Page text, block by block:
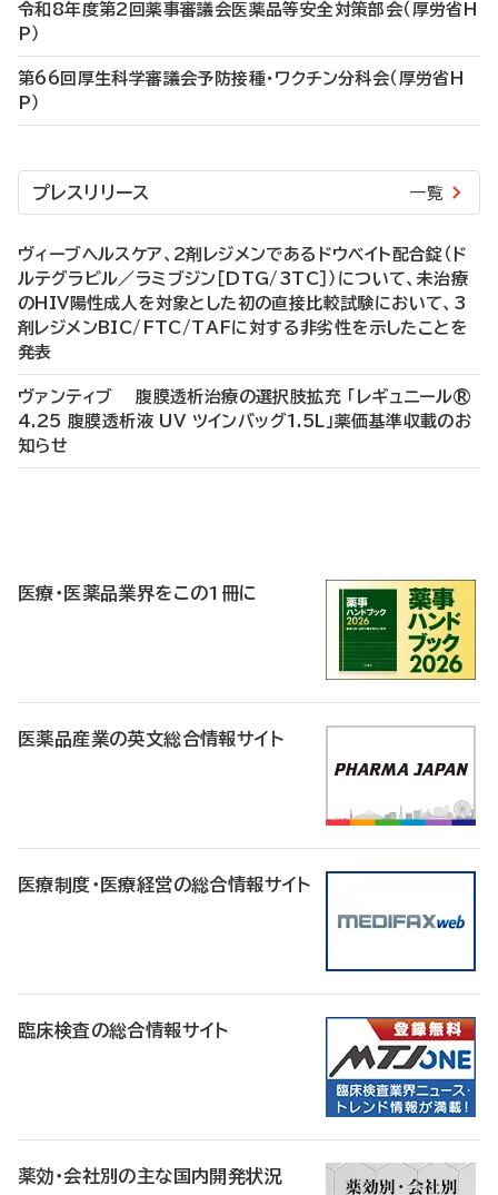
令和8年度第2回薬事審議会医薬品等安全対策部会（厚労省H
P）
第66回厚生科学審議会予防接種・ワクチン分科会（厚労省H
P）
プレスリリース 一覧
ヴィーブヘルスケア、2剤レジメンであるドウベイト配合錠（ド
ルテグラビル／ラミブジン［DTG/3TC］）について、未治療
のHIV陽性成人を対象とした初の直接比較試験において、3
剤レジメンBIC/FTC/TAFに対する非劣性を示したことを
発表
ヴァンティブ 腹膜透析治療の選択肢拡充 「レギュニール®
4.25 腹膜透析液 UV ツインバッグ1.5L」薬価基準収載のお
知らせ
医療・医薬品業界をこの1冊に
医薬品産業の英文総合情報サイト
医療制度・医療経営の総合情報サイト
臨床検査の総合情報サイト
薬効・会社別の主な国内開発状況